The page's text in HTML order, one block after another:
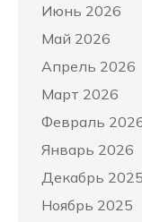
Июнь 2026
Май 2026
Апрель 2026
Март 2026
Февраль
Январь 2026
Декабрь 2025
Ноябрь 2025